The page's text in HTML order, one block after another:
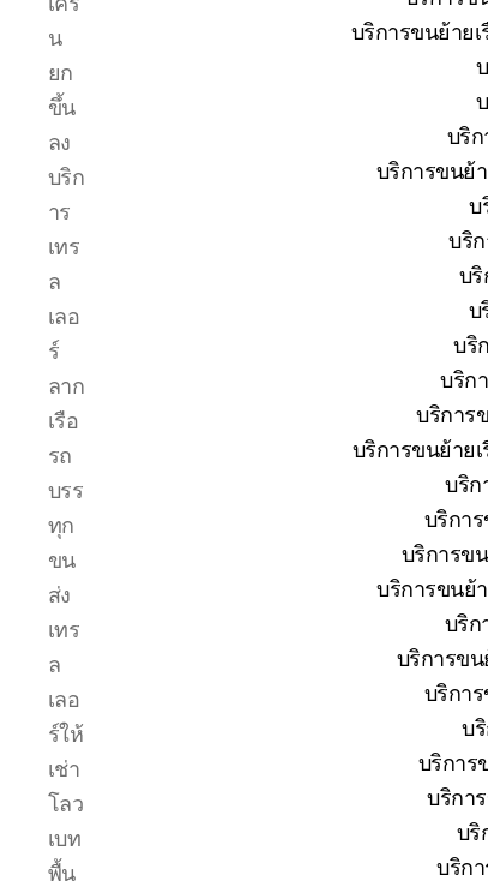
โทร
0818900005
บริษัท
เรา
เชี่ยวชาญ
งาน
ย้าย
เรือ
โดยตรง
เพื่อ
ตอบ
โจทย์
ความ
สะดวก
และ
ได้
มาตรฐาน
การ
ยก
ย้าย
เดิน
ทาง
ขนส่ง
เรือ
ให้
ถึงที่
หมาย
น
ยก
ขึ้น
ลง
บริก
าร
เทร
ล
เลอ
ร์
ลาก
เรือ
รถ
บรร
ทุก
ขน
ส่ง
เทร
ล
เลอ
ร์ให้
เช่า
โลว
เบท
พื้น
บริการขนย้ายเ
บริก
บริการขนย้
บ
บริ
บริ
บ
บริ
บริก
บริการ
บริการขนย้าย
บริก
บริการ
บริการข
บริการขนย้
บริก
บริการขน
บริกา
บ
บริการ
บริกา
บริ
บริก